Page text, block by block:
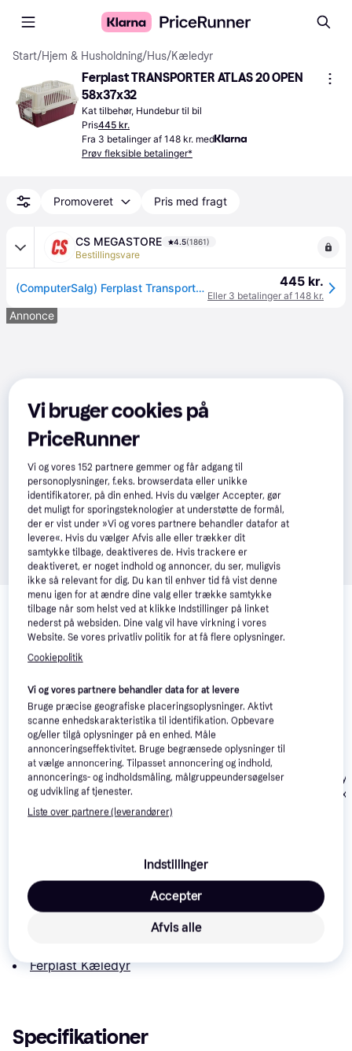
Start/Hjem & Husholdning/Hus/Kæledyr
Ferplast TRANSPORTER ATLAS 20 OPEN
58x37x32
Kat tilbehør, Hundebur til bil
Pris445 kr.
Fra 3 betalinger af 148 kr. med
Prøv fleksible betalinger*
Promoveret Pris med fragt
CS MEGASTORE 4.5(1861)
Bestillingsvare
(ComputerSalg) Ferplast Transporter Atlas 20 Open 58x37x32 cm 445 kr.
Eller 3 betalinger af 148 kr.
Annonce
Relaterede produkter
Se vores forslag til andre produkter, der matcher dine
interesser. Vis alle
Trixie Journey
Transport Box S–M
729 kr.
Trixie Journey
799 kr.
Trixie Journey
Transport Box
Læs om produktet
Laveste pris for
Ferplast TRANSPORTER ATLAS 20
OPEN 58x37x32 er 445 kr. Det er den bedste pris lige
Ferplast Kæledyr
Specifikationer
Vi bruger cookies på
PriceRunner
Vi og vores152 partnere gemmer og får adgang til
personoplysninger, f.eks. browserdata eller unikke
identifikatorer, på din enhed. Hvis du vælger Accepter, gør
det muligt for sporingsteknologier at understøtte de formål,
der er vist under »Vi og vores partnere behandler datafor at
levere«. Hvis du vælger Afvis alle eller trækker dit
samtykke tilbage, deaktiveres de. Hvis trackere er
deaktiveret, er noget indhold og annoncer, du ser, muligvis
ikke så relevant for dig. Du kan til enhver tid få vist denne
menu igen for at ændre dine valg eller trække samtykke
tilbage når som helst ved at klikke Indstillinger på linket
nederst på websiden. Dine valg vil have virkning i vores
Website. Se vores privatliv politik for at få flere oplysninger.
Cookiepolitik
Vi og vores partnere behandler data for at levere
Bruge præcise geografiske placeringsoplysninger. Aktivt
scanne enhedskarakteristika til identifikation. Opbevare
og/eller tilgå oplysninger på en enhed. Måle
annonceringseffektivitet. Bruge begrænsede oplysninger til
at vælge annoncering. Tilpasset annoncering og indhold,
annoncerings- og indholdsmåling, målgruppeundersøgelser
og udvikling af tjenester.
Liste over partnere (leverandører)
Indstillinger
Afvis alle
Accepter